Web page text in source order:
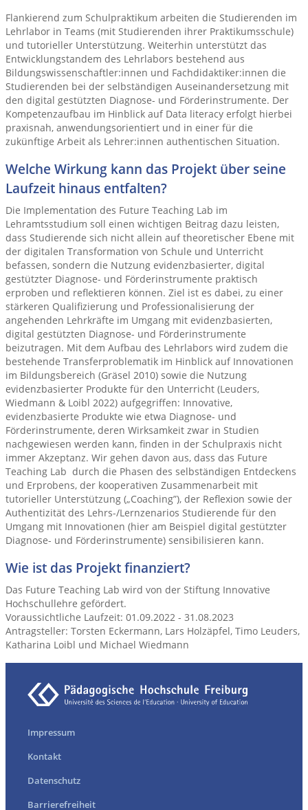
Flankierend zum Schulpraktikum arbeiten die Studierenden im
Lehrlabor in Teams (mit Studierenden ihrer Praktikumsschule)
und tutorieller Unterstützung. Weiterhin unterstützt das
Entwicklungstandem des Lehrlabors bestehend aus
Bildungswissenschaftler:innen und Fachdidaktiker:innen die
Studierenden bei der selbständigen Auseinandersetzung mit
den digital gestützten Diagnose- und Förderinstrumente. Der
Kompetenzaufbau im Hinblick auf Data literacy erfolgt hierbei
praxisnah, anwendungsorientiert und in einer für die
zukünftige Arbeit als Lehrer:innen authentischen Situation.
Welche Wirkung kann das Projekt über seine
Laufzeit hinaus entfalten?
Die Implementation des Future Teaching Lab im
Lehramtsstudium soll einen wichtigen Beitrag dazu leisten,
dass Studierende sich nicht allein auf theoretischer Ebene mit
der digitalen Transformation von Schule und Unterricht
befassen, sondern die Nutzung evidenzbasierter, digital
gestützter Diagnose- und Förderinstrumente praktisch
erproben und reflektieren können. Ziel ist es dabei, zu einer
stärkeren Qualifizierung und Professionalisierung der
angehenden Lehrkräfte im Umgang mit evidenzbasierten,
digital gestützten Diagnose- und Förderinstrumente
beizutragen. Mit dem Aufbau des Lehrlabors wird zudem die
bestehende Transferproblematik im Hinblick auf Innovationen
im Bildungsbereich (Gräsel 2010) sowie die Nutzung
evidenzbasierter Produkte für den Unterricht (Leuders,
Wiedmann & Loibl 2022) aufgegriffen: Innovative,
evidenzbasierte Produkte wie etwa Diagnose- und
Förderinstrumente, deren Wirksamkeit zwar in Studien
nachgewiesen werden kann, finden in der Schulpraxis nicht
immer Akzeptanz. Wir gehen davon aus, dass das Future
Teaching Lab durch die Phasen des selbständigen Entdeckens
und Erprobens, der kooperativen Zusammenarbeit mit
tutorieller Unterstützung („Coaching”), der Reflexion sowie der
Authentizität des Lehrs-/Lernzenarios Studierende für den
Umgang mit Innovationen (hier am Beispiel digital gestützter
Diagnose- und Förderinstrumente) sensibilisieren kann.
Wie ist das Projekt finanziert?
Das Future Teaching Lab wird von der Stiftung Innovative
Hochschullehre gefördert.
Voraussichtliche Laufzeit: 01.09.2022 - 31.08.2023
Antragsteller: Torsten Eckermann, Lars Holzäpfel, Timo Leuders,
Katharina Loibl und Michael Wiedmann
Impressum
Kontakt
Datenschutz
Barrierefreiheit